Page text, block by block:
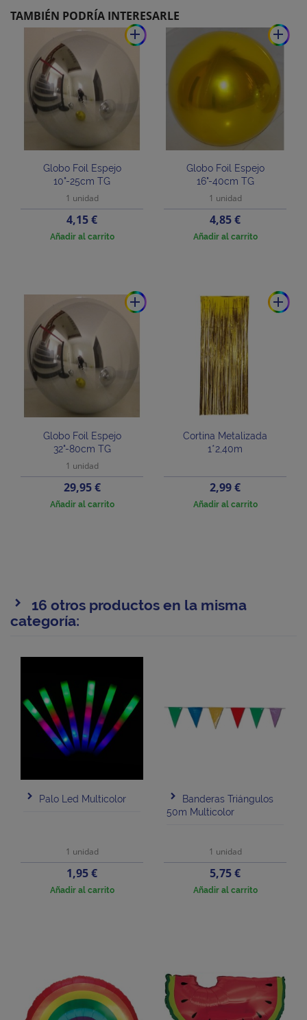
TAMBIÉN PODRÍA INTERESARLE
add
Globo Foil Espejo
10"-25cm TG
1 unidad
Precio
4,15 €
Añadir al carrito
add
Globo Foil Espejo
16"-40cm TG
1 unidad
Precio
4,85 €
Añadir al carrito
add
Globo Foil Espejo
32"-80cm TG
1 unidad
Precio
29,95 €
Añadir al carrito
add
Cortina Metalizada
1*2,40m
Precio
2,99 €
Añadir al carrito
16 otros productos en la misma
categoría:
Palo Led Multicolor
1 unidad
Precio
1,95 €
Añadir al carrito
Banderas Triángulos
50m Multicolor
1 unidad
Precio
5,75 €
Añadir al carrito